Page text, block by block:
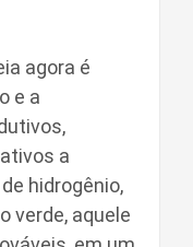
agora é
e a
a
hidrogênio,
verde, aquele